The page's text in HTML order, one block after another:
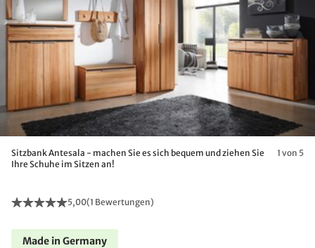
Sitzbank Antesala - machen Sie es sich bequem und ziehen Sie
Ihre Schuhe im Sitzen an!
1 von 5
5,00(1 Bewertungen)
Made in Germany